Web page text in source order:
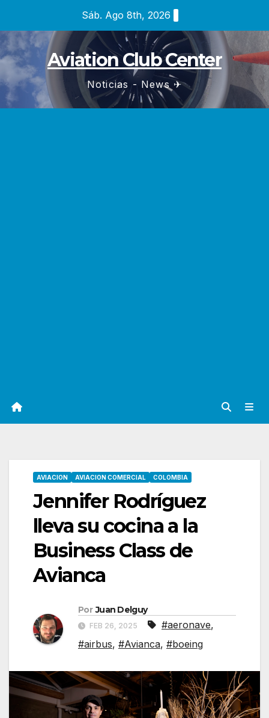
contenido
Sáb. Ago 8th, 2026
Aviation Club Center
Noticias - News ✈
AVIACION AVIACION COMERCIAL COLOMBIA
Jennifer Rodríguez
lleva su cocina a la
Business Class de
Avianca
Por Juan Delguy
FEB 26, 2025 #aeronave,
#airbus, #Avianca, #boeing